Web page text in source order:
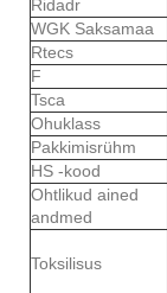
Ridadr
WGK Saksamaa
Rtecs
F
Tsca
Ohuklass
Pakkimisrühm
HS -kood
Ohtlikud ained
andmed
Toksilisus